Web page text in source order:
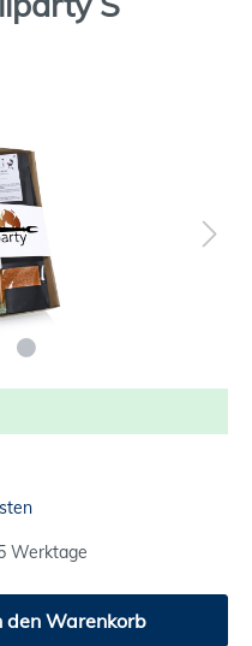
Werktage
den Warenkorb